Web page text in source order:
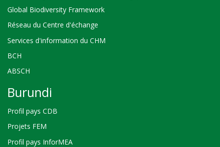
Global Biodiversity Framework
Réseau du Centre d'échange
Services d'information du CHM
BCH
ABSCH
Burundi
Profil pays CDB
Projets FEM
Profil pays InforMEA